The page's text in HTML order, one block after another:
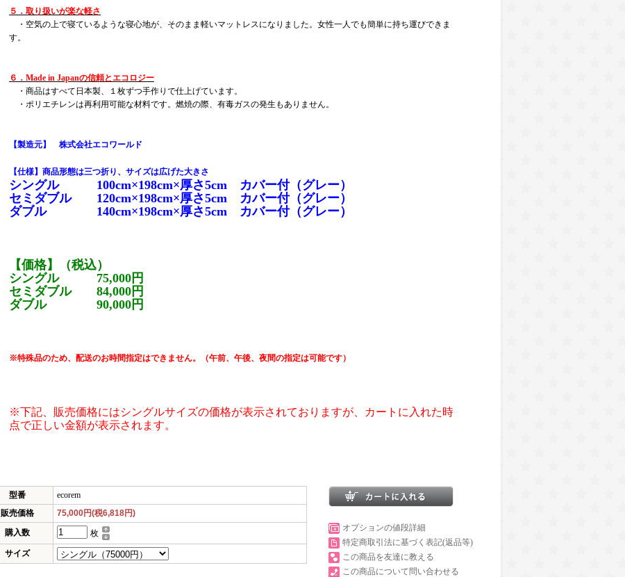
５．取り扱いが楽な軽さ
・空気の上で寝ているような寝心地が、そのまま軽いマットレスになりました。女性一人でも簡単に持ち運びできま
す。
６．Made in Japanの信頼とエコロジー
・商品はすべて日本製、１枚ずつ手作りで仕上げています。
・ポリエチレンは再利用可能な材料です。燃焼の際、有毒ガスの発生もありません。
【製造元】 株式会社エコワールド
【仕様】商品形態は三つ折り、サイズは広げた大きさ
シングル 100cm×198cm×厚さ5cm カバー付（グレー）
セミダブル 120cm×198cm×厚さ5cm カバー付（グレー）
ダブル 140cm×198cm×厚さ5cm カバー付（グレー）
【価格】（税込）
シングル 75,000円
セミダブル 84,000円
ダブル 90,000円
※特殊品のため、配送のお時間指定はできません。（午前、午後、夜間の指定は可能です）
※下記、販売価格にはシングルサイズの価格が表示されておりますが、カートに入れた時
点で正しい金額が表示されます。
型番
ecorem
販売価格
75,000円(税6,818円)
購入数
枚
サイズ
オプションの値段詳細
特定商取引法に基づく表記(返品等)
この商品を友達に教える
この商品について問い合わせる